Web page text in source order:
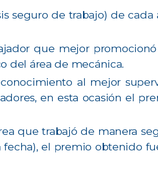
seguro de trabajo) de cada
que mejor
del área de mecánica.
al mejor
en esta ocasión el
que trabajó de manera
el premio obtenido